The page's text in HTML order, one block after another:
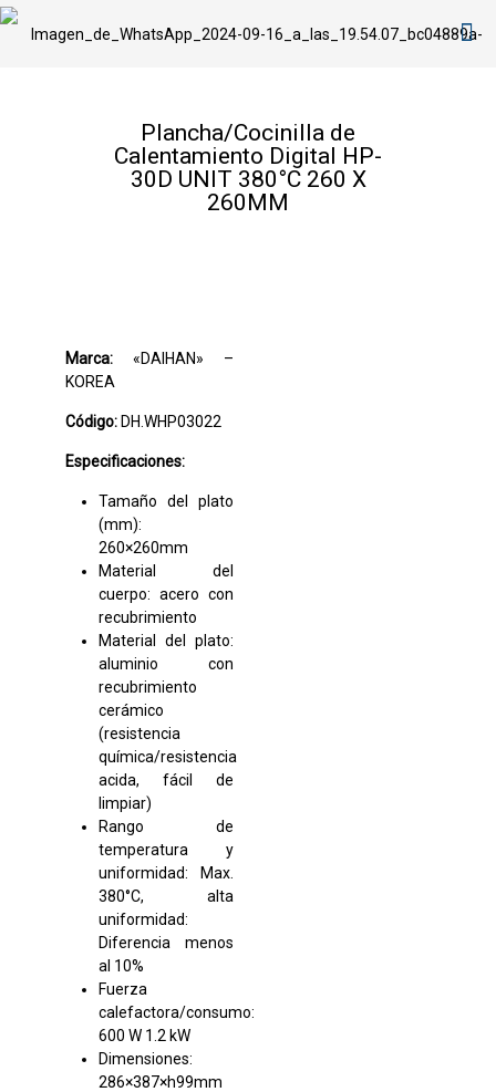
Plancha/Cocinilla de
Calentamiento Digital HP-
30D UNIT 380°C 260 X
260MM
Marca:«DAIHAN» –
KOREA
Código:DH.WHP03022
Especificaciones:
Tamaño del plato
(mm):
260×260mm
Material del
cuerpo: acero con
recubrimiento
Material del plato:
aluminio con
recubrimiento
cerámico
(resistencia
química/resistencia
acida, fácil de
limpiar)
Rango de
temperatura y
uniformidad: Max.
380°C, alta
uniformidad:
Diferencia menos
al 10%
Fuerza
calefactora/consumo:
600 W 1.2 kW
Dimensiones:
286×387×h99mm